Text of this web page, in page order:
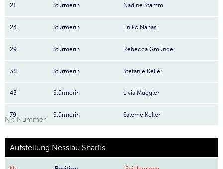
21 Stürmerin Nadine Stamm
24 Stürmerin Eniko Nanasi
29 Stürmerin Rebecca Gmünder
38 Stürmerin Stefanie Keller
43 Stürmerin Livia Müggler
79 Stürmerin Salome Keller
Nr: Nummer
Aufstellung Nesslau Sharks